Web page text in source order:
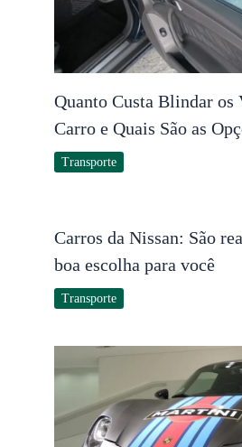
Quanto Custa Blindar os
Carro e Quais São as
Transporte
Carros da Nissan: São
boa escolha para você
Transporte